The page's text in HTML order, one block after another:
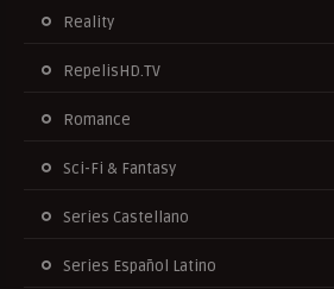
Reality
RepelisHD.TV
Romance
Sci-Fi & Fantasy
Series Castellano
Series Español Latino